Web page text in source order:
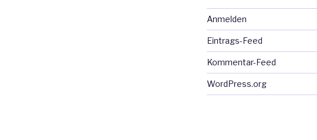
Anmelden
Eintrags-Feed
Kommentar-Feed
WordPress.org